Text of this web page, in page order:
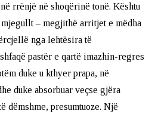
rrënjë në shoqërinë tonë. Kështu
– megjithë arritjet e mëdha
nga lehtësira të
pastër e qartë imazhin-regres
duke u kthyer prapa, në
duke absorbuar veçse gjëra
dëmshme, presumtuoze. Një